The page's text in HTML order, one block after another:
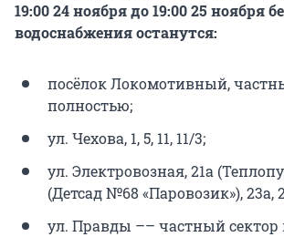
19:00 24 ноября до 19:00 25 ноября
водоснабжения останутся:
посёлок Локомотивный,
полностью;
ул. Чехова, 1, 5, 11, 11/3;
ул. Электровозная, 21а
(Детсад №68 «Паровозик»), 23а,
ул. Правды –– частный сектор